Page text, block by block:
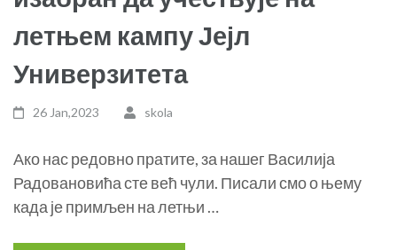
летњем кампу Јејл
Универзитета
26 Jan,2023 skola
Ако нас редовно пратите, за нашег Василија
Радовановића сте већ чули. Писали смо о њему
када је примљен на летњи …